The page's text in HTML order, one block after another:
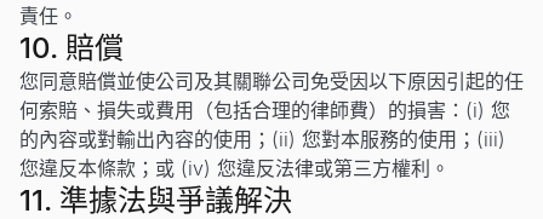
責任。
10. 賠償
您同意賠償並使公司及其關聯公司免受因以下原因引起的任
何索賠、損失或費用（包括合理的律師費）的損害：(i) 您
的內容或對輸出內容的使用；(ii) 您對本服務的使用；(iii)
您違反本條款；或 (iv) 您違反法律或第三方權利。
11. 準據法與爭議解決